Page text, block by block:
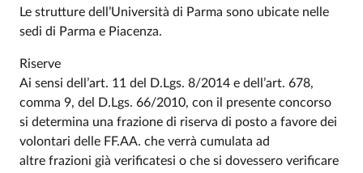
Le strutture dell’Università di Parma sono ubicate nelle
sedi di Parma e Piacenza.
Riserve
Ai sensi dell’art. 11 del D.Lgs. 8/2014 e dell’art. 678,
comma 9, del D.Lgs. 66/2010, con il presente concorso
si determina una frazione di riserva di posto a favore dei
volontari delle FF.AA. che verrà cumulata ad
altre frazioni già verificatesi o che si dovessero verificare